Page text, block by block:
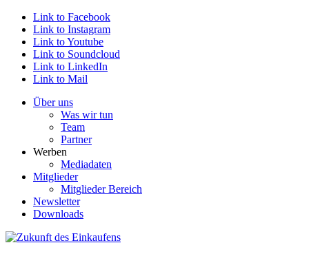
Link to Facebook
Link to Instagram
Link to Youtube
Link to Soundcloud
Link to LinkedIn
Link to Mail
Über uns
Was wir tun
Team
Partner
Werben
Mediadaten
Mitglieder
Mitglieder Bereich
Newsletter
Downloads